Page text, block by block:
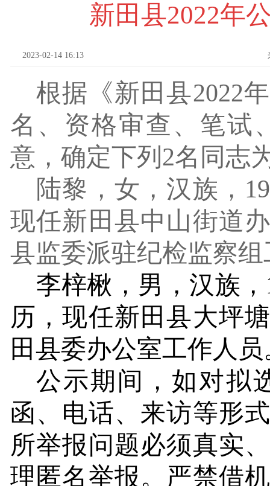
新田县2022年
2023-02-14 16:13
根据《新田县2022
名、资格审查、笔试
意，确定下列 2名同志
陆黎，女，汉族，
现任新田县中山街道
县监委派驻纪检监察
李梓楸，男，汉族，
历，现任新田县大坪
田县委办公室工作人员
公示期间，如对拟
函、电话、来访等形
所举报问题必须真实
理匿名举报。严禁借